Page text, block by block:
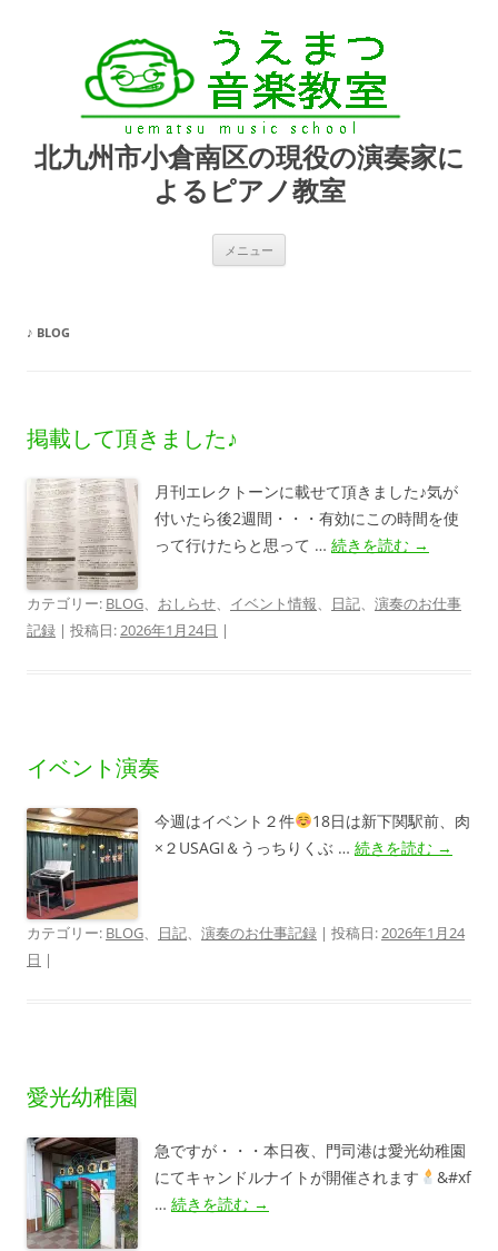
北九州市小倉南区の現役の演奏家に
よるピアノ教室
メニュー
♪ BLOG
掲載して頂きました♪
月刊エレクトーンに載せて頂きました♪気が
付いたら後2週間・・・有効にこの時間を使
って行けたらと思って … 続きを読む →
カテゴリー: BLOG、 おしらせ、 イベント情報、 日記、 演奏のお仕事
記録 | 投稿日:2026年1月24日 |
イベント演奏
今週はイベント２件
18日は新下関駅前、肉
×２USAGI＆うっちりくぶ … 続きを読む →
カテゴリー: BLOG、 日記、 演奏のお仕事記録 | 投稿日:2026年1月24
日 |
愛光幼稚園
急ですが・・・本日夜、門司港は愛光幼稚園
にてキャンドルナイトが開催されます
&#xf
… 続きを読む →